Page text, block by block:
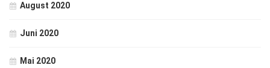
August 2020
Juni 2020
Mai 2020